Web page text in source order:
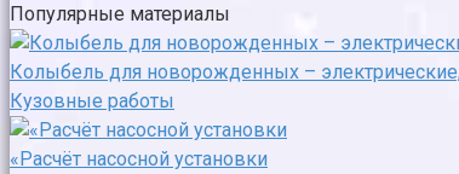
Популярные материалы
Колыбель для новорожденных –
Кузовные работы
«Расчёт насосной установки